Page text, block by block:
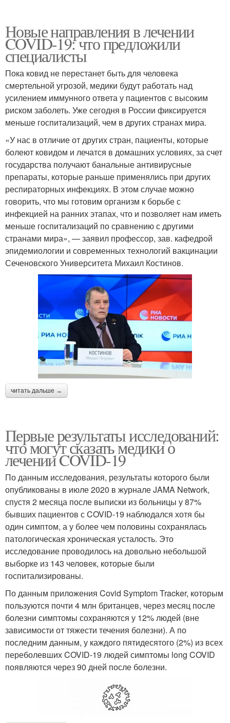
Новые направления в лечении
COVID-19: что предложили
специалисты
Пока ковид не перестанет быть для человека
смертельной угрозой, медики будут работать над
усилением иммунного ответа у пациентов с высоким
риском заболеть. Уже сегодня в России фиксируется
меньше госпитализаций, чем в других странах мира.
«У нас в отличие от других стран, пациенты, которые
болеют ковидом и лечатся в домашних условиях, за счет
государства получают банальные антивирусные
препараты, которые раньше применялись при других
респираторных инфекциях. В этом случае можно
говорить, что мы готовим организм к борьбе с
инфекцией на ранних этапах, что и позволяет нам иметь
меньше госпитализаций по сравнению с другими
странами мира», — заявил профессор, зав. кафедрой
эпидемиологии и современных технологий вакцинации
Сеченовского Университета Михаил Костинов.
читать дальше →
Первые результаты исследований:
что могут сказать медики о
лечении COVID-19
По данным исследования, результаты которого были
опубликованы в июле 2020 в журнале JAMA Network,
спустя 2 месяца после выписки из больницы у 87%
бывших пациентов с COVID-19 наблюдался хотя бы
один симптом, а у более чем половины сохранялась
патологическая хроническая усталость. Это
исследование проводилось на довольно небольшой
выборке из 143 человек, которые были
госпитализированы.
По данным приложения Covid Symptom Tracker, которым
пользуются почти 4 млн британцев, через месяц после
болезни симптомы сохраняются у 12% людей (вне
зависимости от тяжести течения болезни). А по
последним данным, у каждого пятидесятого (2%) из всех
переболевших COVID-19 людей симптомы long COVID
появляются через 90 дней после болезни.